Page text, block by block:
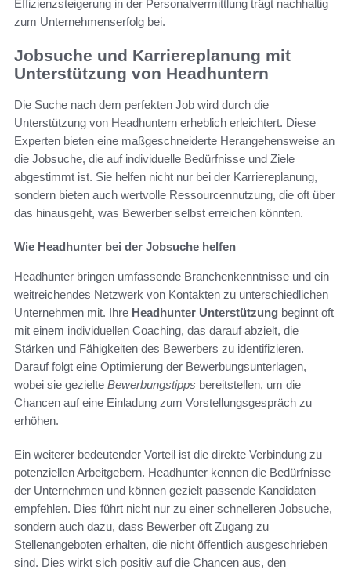
Effizienzsteigerung in der Personalvermittlung trägt nachhaltig
zum Unternehmenserfolg bei.
Jobsuche und Karriereplanung mit
Unterstützung von Headhuntern
Die Suche nach dem perfekten Job wird durch die
Unterstützung von Headhuntern erheblich erleichtert. Diese
Experten bieten eine maßgeschneiderte Herangehensweise an
die Jobsuche, die auf individuelle Bedürfnisse und Ziele
abgestimmt ist. Sie helfen nicht nur bei der Karriereplanung,
sondern bieten auch wertvolle Ressourcennutzung, die oft über
das hinausgeht, was Bewerber selbst erreichen könnten.
Wie Headhunter bei der Jobsuche helfen
Headhunter bringen umfassende Branchenkenntnisse und ein
weitreichendes Netzwerk von Kontakten zu unterschiedlichen
Unternehmen mit. Ihre Headhunter Unterstützung beginnt oft
mit einem individuellen Coaching, das darauf abzielt, die
Stärken und Fähigkeiten des Bewerbers zu identifizieren.
Darauf folgt eine Optimierung der Bewerbungsunterlagen,
wobei sie gezielte Bewerbungstipps bereitstellen, um die
Chancen auf eine Einladung zum Vorstellungsgespräch zu
erhöhen.
Ein weiterer bedeutender Vorteil ist die direkte Verbindung zu
potenziellen Arbeitgebern. Headhunter kennen die Bedürfnisse
der Unternehmen und können gezielt passende Kandidaten
empfehlen. Dies führt nicht nur zu einer schnelleren Jobsuche,
sondern auch dazu, dass Bewerber oft Zugang zu
Stellenangeboten erhalten, die nicht öffentlich ausgeschrieben
sind. Dies wirkt sich positiv auf die Chancen aus, den